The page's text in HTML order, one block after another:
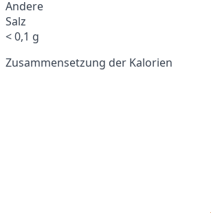
Andere
Salz
< 0,1 g
Zusammensetzung der Kalorien